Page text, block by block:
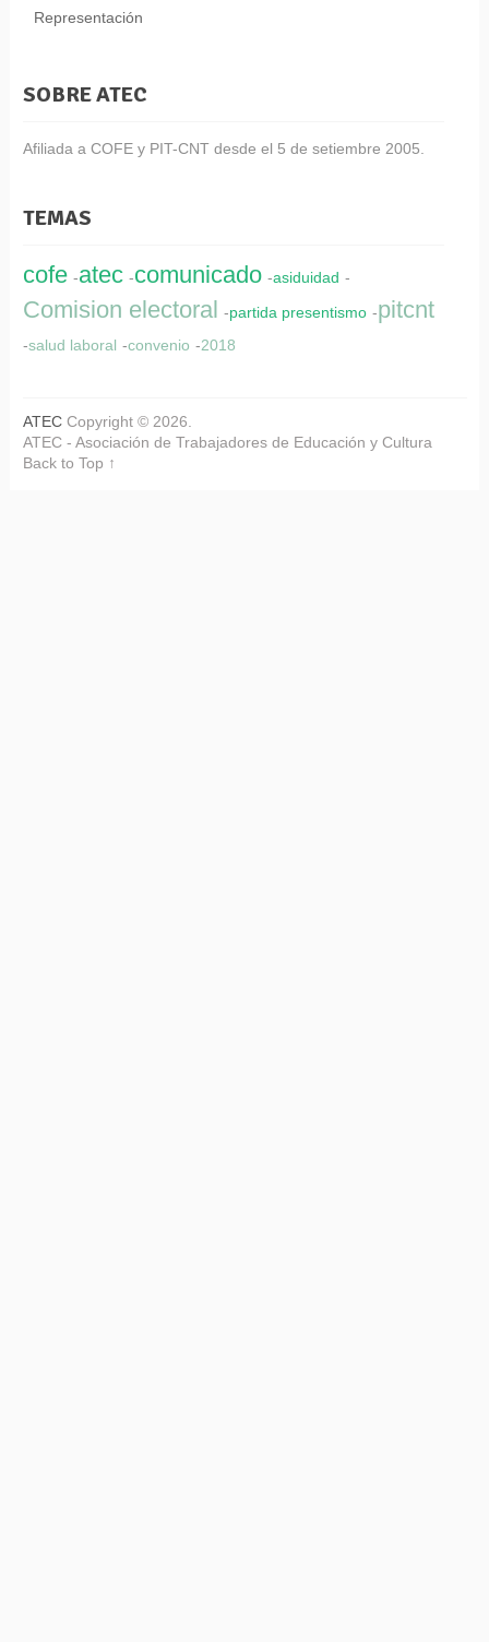
Representación
SOBRE ATEC
Afiliada a COFE y PIT-CNT desde el 5 de setiembre 2005.
TEMAS
cofe -atec -comunicado -asiduidad -
Comision electoral -partida presentismo -pitcnt
-salud laboral -convenio -2018
ATECCopyright © 2026.
ATEC - Asociación de Trabajadores de Educación y Cultura
Back to Top ↑